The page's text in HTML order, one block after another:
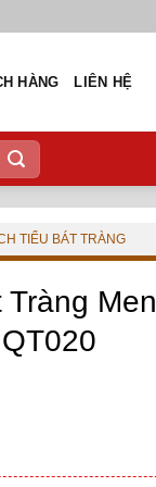
HÀNG LIÊN HỆ
TIỂU BÁT TRÀNG
Men